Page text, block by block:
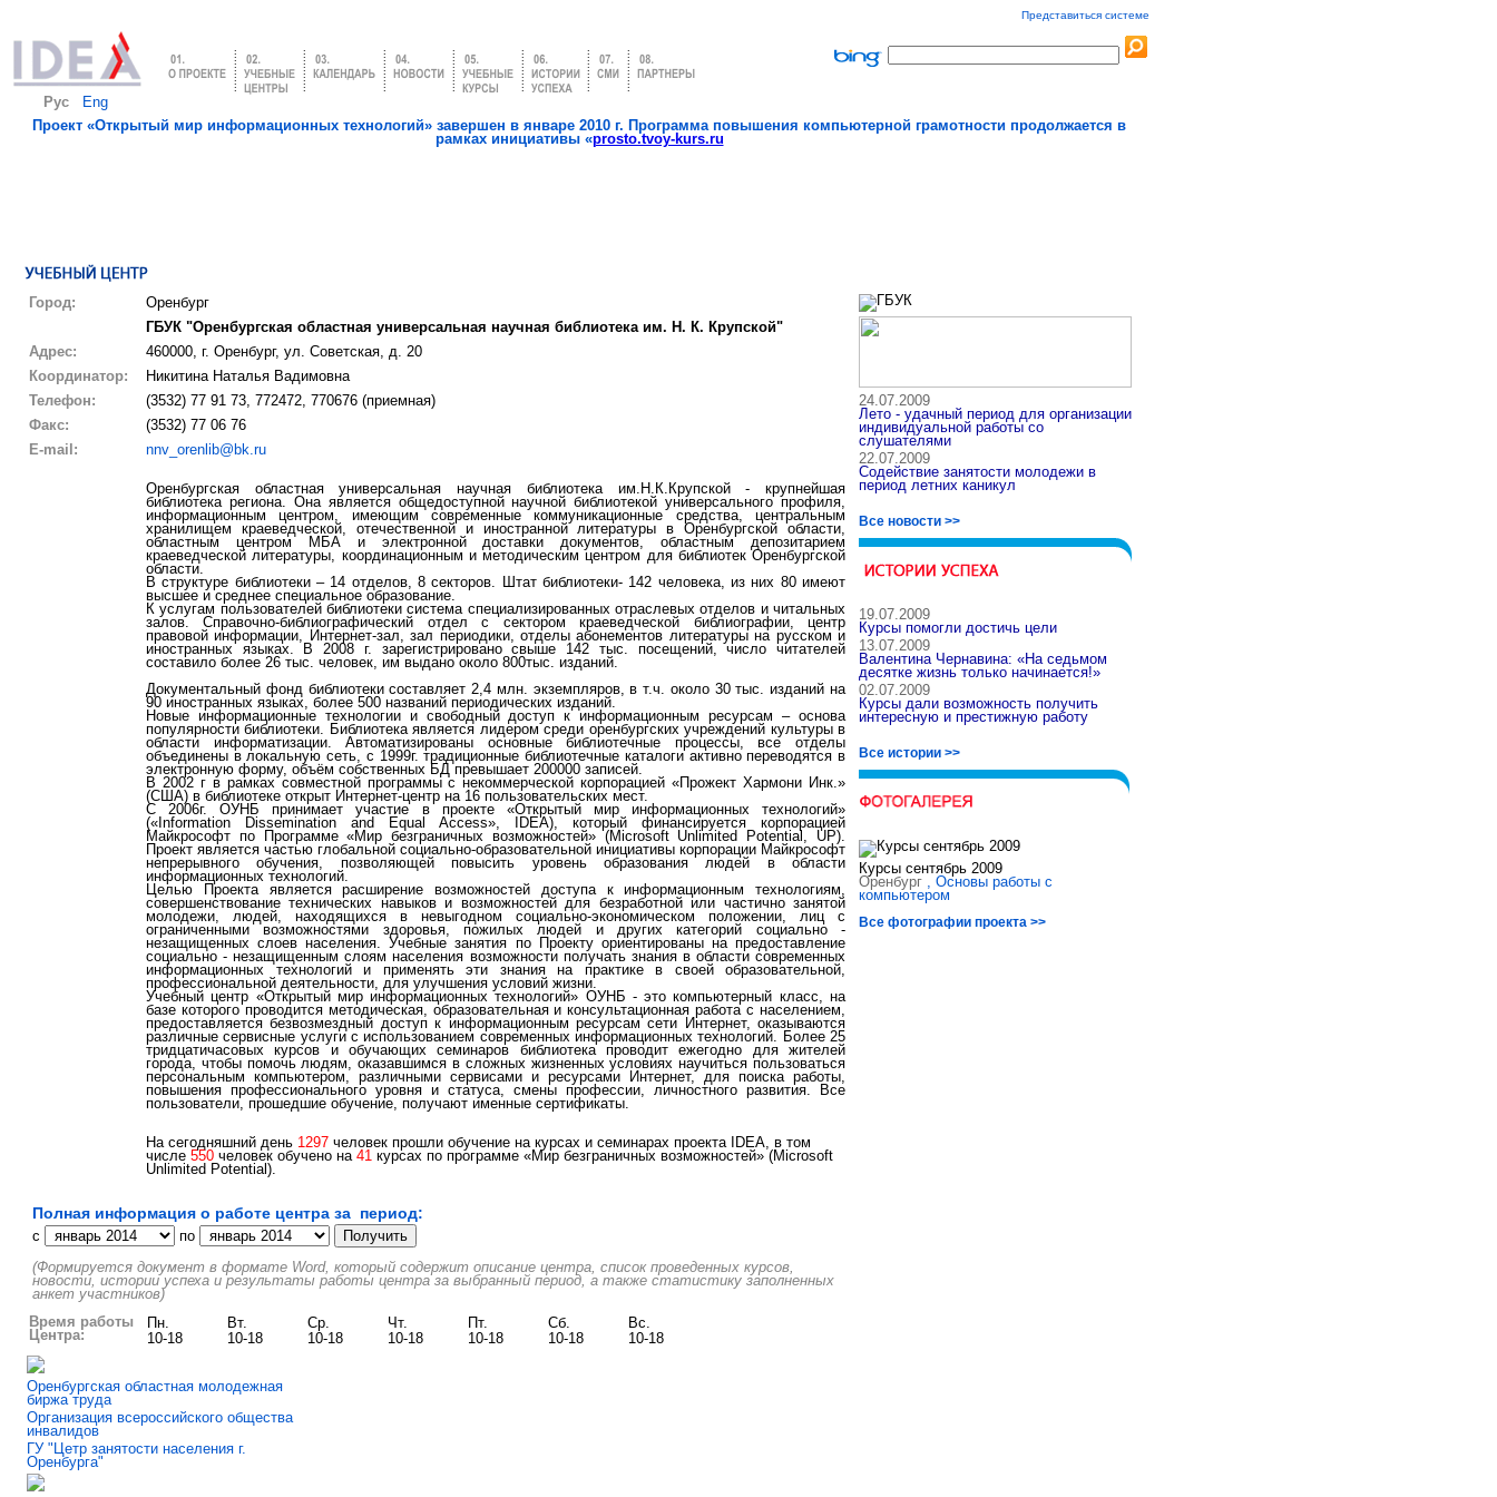
Представиться системе
Рус
Eng
Проект «Открытый мир информационных технологий» завершен в январе 2010 г. Программа повышения компьютерной грамотности продолжается в
рамках инициативы «prosto.tvoy-kurs.ru
Город:
Оренбург
ГБУК "Оренбургская областная универсальная научная библиотека им. Н. К. Крупской"
Адрес:
460000, г. Оренбург, ул. Советская, д. 20
Координатор:
Никитина Наталья Вадимовна
Телефон:
(3532) 77 91 73, 772472, 770676 (приемная)
Факс:
(3532) 77 06 76
E-mail:
nnv_orenlib@bk.ru
Оренбургская областная универсальная научная библиотека им.Н.К.Крупской - крупнейшая
библиотека региона. Она является общедоступной научной библиотекой универсального профиля,
информационным центром, имеющим современные коммуникационные средства, центральным
хранилищем краеведческой, отечественной и иностранной литературы в Оренбургской области,
областным центром МБА и электронной доставки документов, областным депозитарием
краеведческой литературы, координационным и методическим центром для библиотек Оренбургской
области.
В структуре библиотеки – 14 отделов, 8 секторов. Штат библиотеки- 142 человека, из них 80 имеют
высшее и среднее специальное образование.
К услугам пользователей библиотеки система специализированных отраслевых отделов и читальных
залов. Справочно-библиографический отдел с сектором краеведческой библиографии, центр
правовой информации, Интернет-зал, зал периодики, отделы абонементов литературы на русском и
иностранных языках. В 2008 г. зарегистрировано свыше 142 тыс. посещений, число читателей
составило более 26 тыс. человек, им выдано около 800тыс. изданий.
Документальный фонд библиотеки составляет 2,4 млн. экземпляров, в т.ч. около 30 тыс. изданий на
90 иностранных языках, более 500 названий периодических изданий.
Новые информационные технологии и свободный доступ к информационным ресурсам – основа
популярности библиотеки. Библиотека является лидером среди оренбургских учреждений культуры в
области информатизации. Автоматизированы основные библиотечные процессы, все отделы
объединены в локальную сеть, с 1999г. традиционные библиотечные каталоги активно переводятся в
электронную форму, объём собственных БД превышает 200000 записей.
В 2002 г в рамках совместной программы с некоммерческой корпорацией «Прожект Хармони Инк.»
(США) в библиотеке открыт Интернет-центр на 16 пользовательских мест.
С 2006г. ОУНБ принимает участие в проекте «Открытый мир информационных технологий»
(«Information Dissemination and Equal Access», IDEA), который финансируется корпорацией
Майкрософт по Программе «Мир безграничных возможностей» (Microsoft Unlimited Potential, UP).
Проект является частью глобальной социально-образовательной инициативы корпорации Майкрософт
непрерывного обучения, позволяющей повысить уровень образования людей в области
информационных технологий.
Целью Проекта является расширение возможностей доступа к информационным технологиям,
совершенствование технических навыков и возможностей для безработной или частично занятой
молодежи, людей, находящихся в невыгодном социально-экономическом положении, лиц с
ограниченными возможностями здоровья, пожилых людей и других категорий социально -
незащищенных слоев населения. Учебные занятия по Проекту ориентированы на предоставление
социально - незащищенным слоям населения возможности получать знания в области современных
информационных технологий и применять эти знания на практике в своей образовательной,
профессиональной деятельности, для улучшения условий жизни.
Учебный центр «Открытый мир информационных технологий» ОУНБ - это компьютерный класс, на
базе которого проводится методическая, образовательная и консультационная работа с населением,
предоставляется безвозмездный доступ к информационным ресурсам сети Интернет, оказываются
различные сервисные услуги с использованием современных информационных технологий. Более 25
тридцатичасовых курсов и обучающих семинаров библиотека проводит ежегодно для жителей
города, чтобы помочь людям, оказавшимся в сложных жизненных условиях научиться пользоваться
персональным компьютером, различными сервисами и ресурсами Интернет, для поиска работы,
повышения профессионального уровня и статуса, смены профессии, личностного развития. Все
пользователи, прошедшие обучение, получают именные сертификаты.
На сегодняшний день 1297 человек прошли обучение на курсах и семинарах проекта IDEA, в том
числе 550 человек обучено на 41 курсах по программе «Мир безграничных возможностей» (Microsoft
Unlimited Potential).
Полная информация о работе центра за период:
c
по
(Формируется документ в формате Word, который содержит описание центра, список проведенных курсов,
новости, истории успеха и результаты работы центра за выбранный период, а также статистику заполненных
анкет участников)
Время работы
Центра:
Пн. Вт. Ср. Чт. Пт. Сб.
Вс.
10-18
10-18 10-18 10-18 10-18 10-18 10-18
Оренбургская областная молодежная
биржа труда
Организация всероссийского общества
инвалидов
ГУ "Цетр занятости населения г.
Оренбурга"
24.07.2009
Лето - удачный период для организации
индивидуальной работы со
слушателями
22.07.2009
Содействие занятости молодежи в
период летних каникул
Все новости >>
19.07.2009
Курсы помогли достичь цели
13.07.2009
Валентина Чернавина: «На седьмом
десятке жизнь только начинается!»
02.07.2009
Курсы дали возможность получить
интересную и престижную работу
Все истории >>
Курсы сентябрь 2009
Оренбург , Основы работы с
компьютером
Все фотографии проекта >>